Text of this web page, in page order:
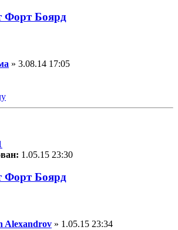
Форт Боярд
» 3.08.14 17:05
1.05.15 23:30
Форт Боярд
Alexandrov » 1.05.15 23:34